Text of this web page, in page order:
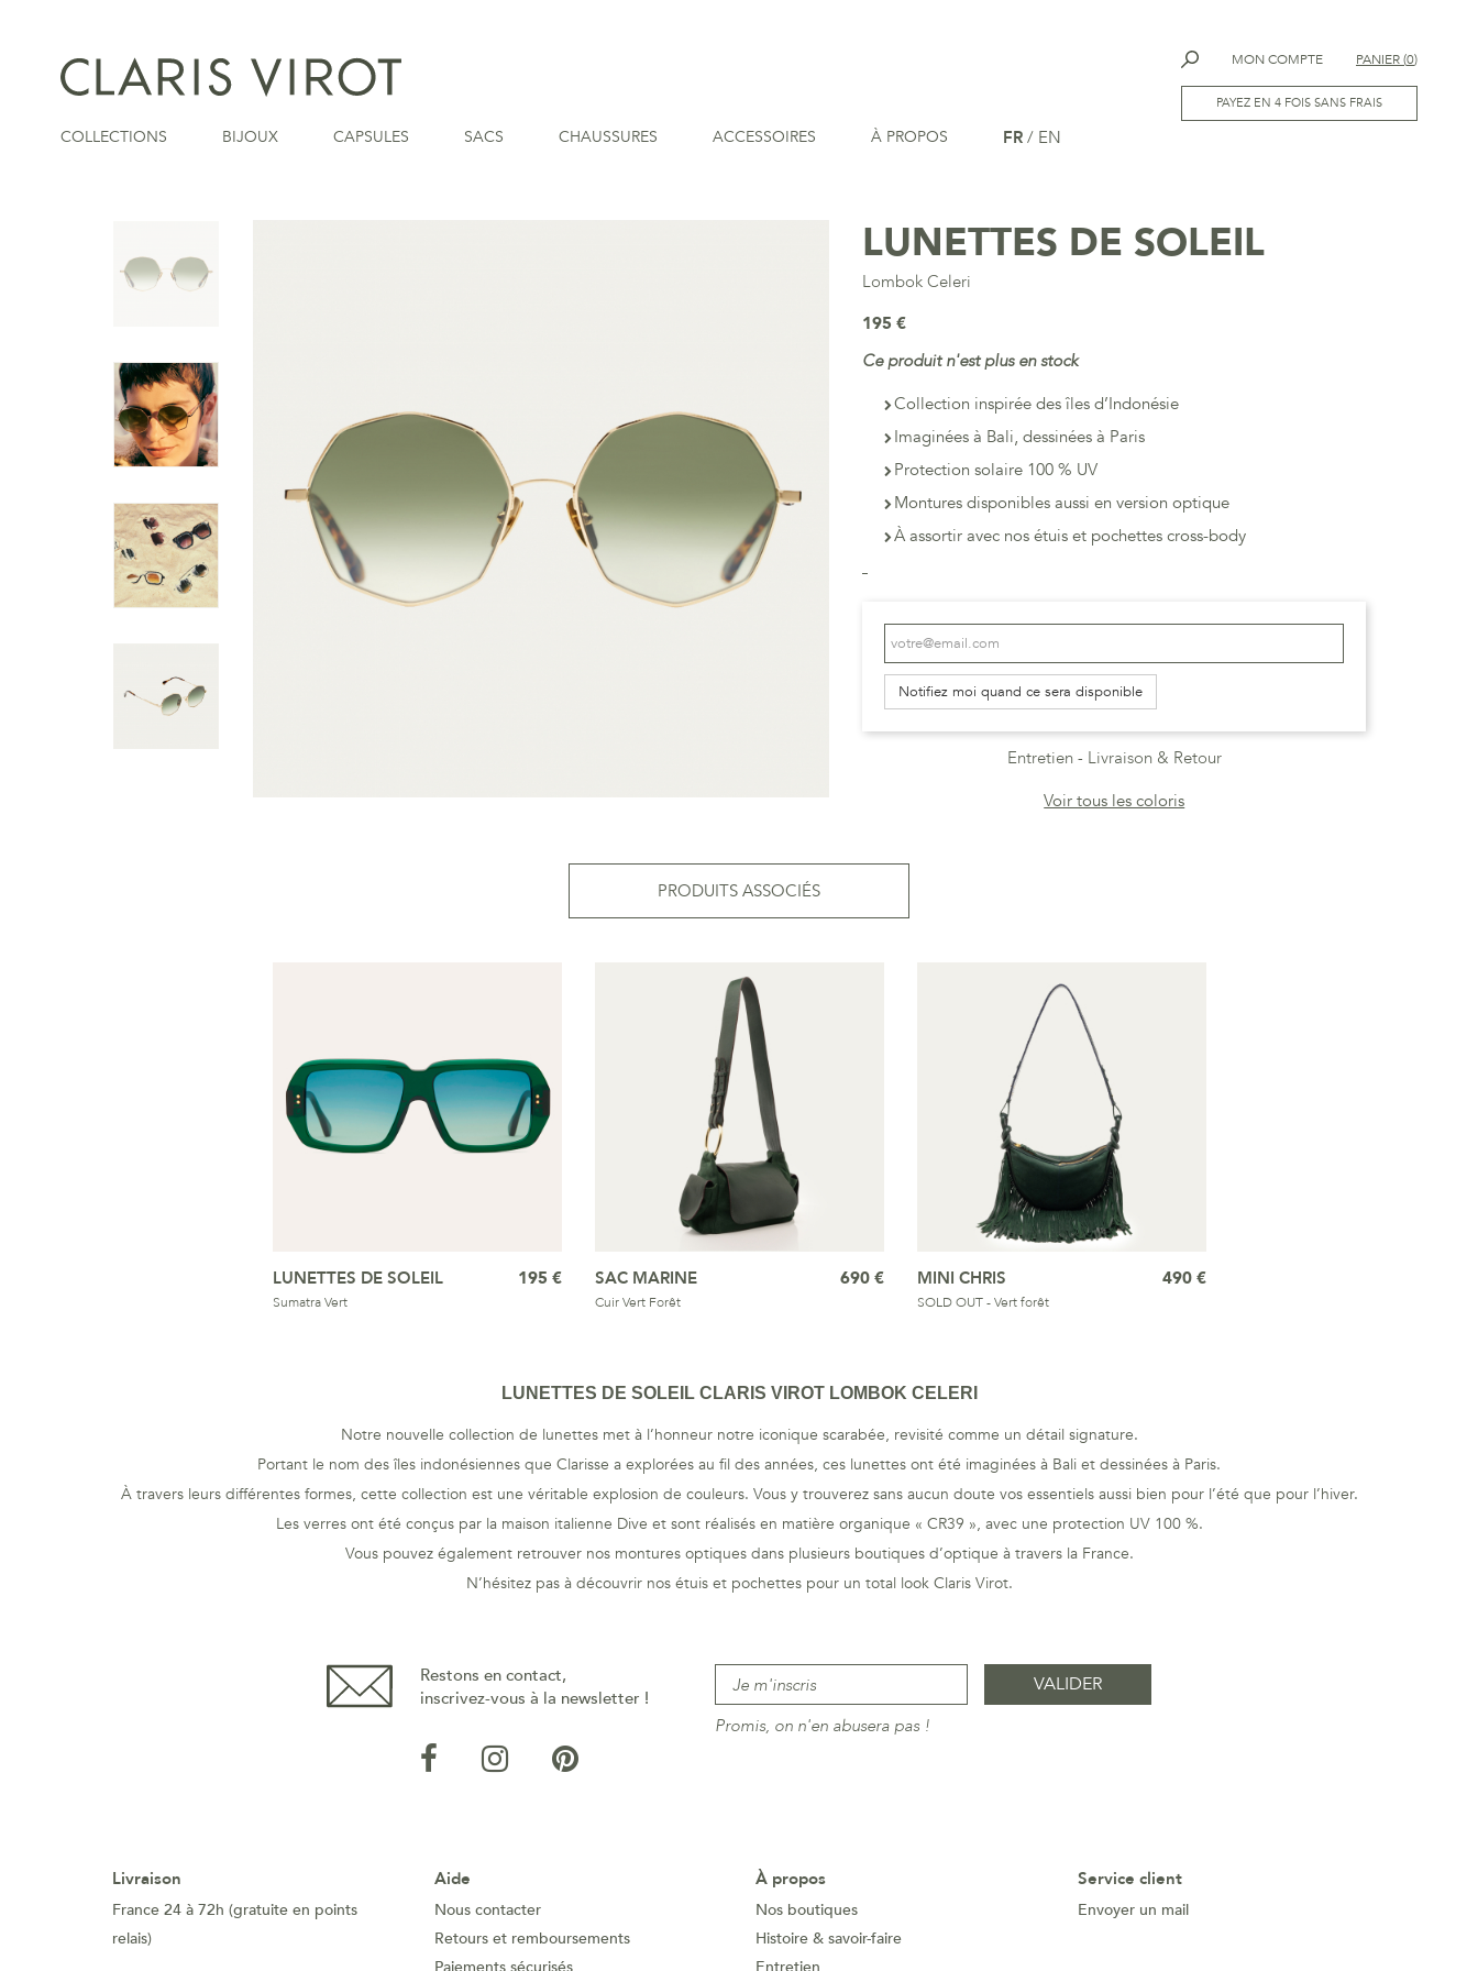
MON COMPTE PANIER(0)
PAYEZ EN 4 FOIS SANS FRAIS
COLLECTIONS BIJOUX CAPSULES SACS CHAUSSURES ACCESSOIRES À PROPOS FR / EN
LUNETTES DE SOLEIL
Lombok Celeri
195 €
Ce produit n'est plus en stock
Collection inspirée des îles d’Indonésie
Imaginées à Bali, dessinées à Paris
Protection solaire 100 % UV
Montures disponibles aussi en version optique
À assortir avec nos étuis et pochettes cross-body
Notifiez moi quand ce sera disponible
Entretien
Livraison & Retour
Voir tous les coloris
PRODUITS ASSOCIÉS
LUNETTES DE SOLEIL
Sumatra Vert
195 € SAC MARINE
Cuir Vert Forêt
690 € MINI CHRIS
SOLD OUT - Vert forêt
490 €
LUNETTES DE SOLEIL CLARIS VIROT LOMBOK CELERI
Notre nouvelle collection de lunettes met à l’honneur notre iconique scarabée, revisité comme un détail signature.
Portant le nom des îles indonésiennes que Clarisse a explorées au fil des années, ces lunettes ont été imaginées à Bali et dessinées à Paris.
À travers leurs différentes formes, cette collection est une véritable explosion de couleurs. Vous y trouverez sans aucun doute vos essentiels aussi bien pour l’été que pour l’hiver.
Les verres ont été conçus par la maison italienne Dive et sont réalisés en matière organique « CR39 », avec une protection UV 100 %.
Vous pouvez également retrouver nos montures optiques dans plusieurs boutiques d’optique à travers la France.
N’hésitez pas à découvrir nos étuis et pochettes pour un total look Claris Virot.
Restons en contact,
inscrivez-vous à la newsletter !
Promis, on n'en abusera pas !
Livraison
France 24 à 72h (gratuite en points
relais)
Aide
Nous contacter
Retours et remboursements
À propos
Nos boutiques
Histoire & savoir-faire
Service client
Envoyer un mail